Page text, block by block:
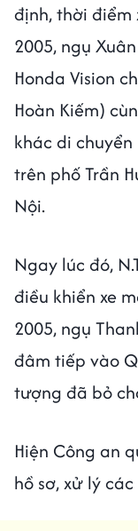
định, thời điểm
2005, ngụ
Honda Vision
Hoàn Kiếm)
khác di
trên phố Trần
Nội.
Ngay lúc đó,
điều khiển xe
2005, ngụ
đâm tiếp vào
tượng đã bỏ
Hiện Công an
hồ sơ, xử lý